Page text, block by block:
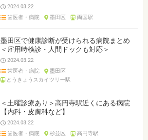
2024.03.22
歯医者・病院
墨田区 両国駅
墨田区で健康診断が受けられる病院まとめ
＜雇用時検診・人間ドックも対応＞
2024.03.22
歯医者・病院
墨田区
とうきょうスカイツリー駅
＜土曜診療あり＞高円寺駅近くにある病院
【内科・皮膚科など】
2024.03.22
歯医者・病院
杉並区 高円寺駅